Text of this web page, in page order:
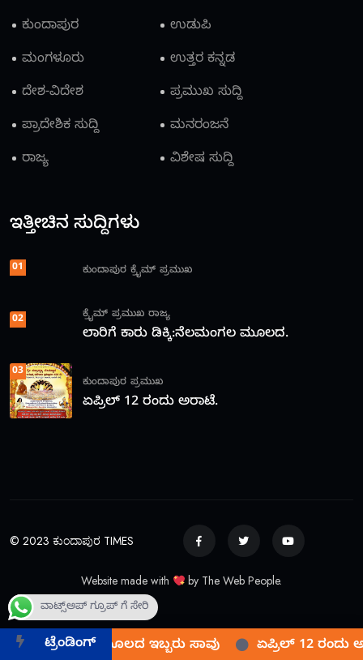
ಕುಂದಾಪುರ
ಉಡುಪಿ
ಮಂಗಳೂರು
ಉತ್ತರ ಕನ್ನಡ
ದೇಶ-ವಿದೇಶ
ಪ್ರಮುಖ ಸುದ್ದಿ
ಪ್ರಾದೇಶಿಕ ಸುದ್ದಿ
ಮನರಂಜನೆ
ರಾಜ್ಯ
ವಿಶೇಷ ಸುದ್ದಿ
ಇತ್ತೀಚಿನ ಸುದ್ದಿಗಳು
01 ಕುಂದಾಪುರ ಕ್ರೈಮ್ ಪ್ರಮುಖ
02 ಕ್ರೈಮ್ ಪ್ರಮುಖ ರಾಜ್ಯ
ಲಾರಿಗೆ ಕಾರು ಡಿಕ್ಕಿ:ನೆಲಮಂಗಲ ಮೂಲದ.
03
ಕುಂದಾಪುರ ಪ್ರಮುಖ
ಏಪ್ರಿಲ್ 12 ರಂದು ಅರಾಟೆ.
© 2023 ಕುಂದಾಪುರ TIMES
Website made with by The Web People.
ವಾಟ್ಸ್ಅಪ್ ಗ್ರೂಪ್ ಗೆ ಸೇರಿ
ಟ್ರೆಂಡಿಂಗ್ಮೂಲದ ಇಬ್ಬರು ಸಾವು ಏಪ್ರಿಲ್ 12 ರಂದು